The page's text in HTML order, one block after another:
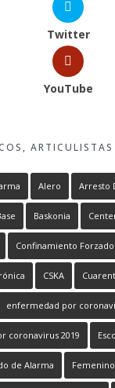
Twitter
YouTube
ARTICULISTAS
Alero Arresto
Baskonia
Confinamiento Forzado
CSKA
enfermedad por
coronavirus 2019
de Alarma Femenino